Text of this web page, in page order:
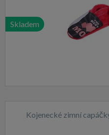
Skladem
Kojenecké zimní